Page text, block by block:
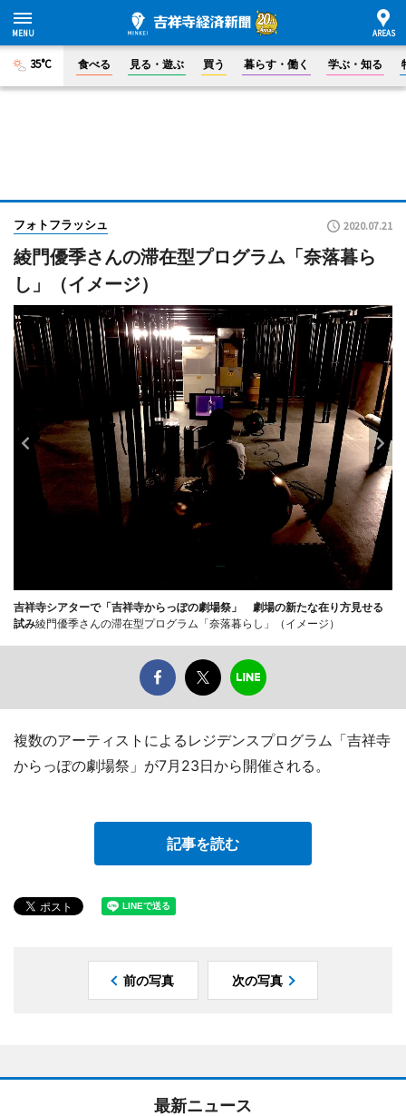
35°C 食べる 見る・遊ぶ 買う 暮らす・働く 学ぶ・知る
フォトフラッシュ 2020.07.21
綾門優季さんの滞在型プログラム「奈落暮ら
し」（イメージ）
吉祥寺シアターで「吉祥寺からっぽの劇場祭」 劇場の新たな在り方見せる
試み綾門優季さんの滞在型プログラム「奈落暮らし」（イメージ）
複数のアーティストによるレジデンスプログラム「吉祥寺
からっぽの劇場祭」が7月23日から開催される。
記事を読む
前の写真 次の写真
最新ニュース